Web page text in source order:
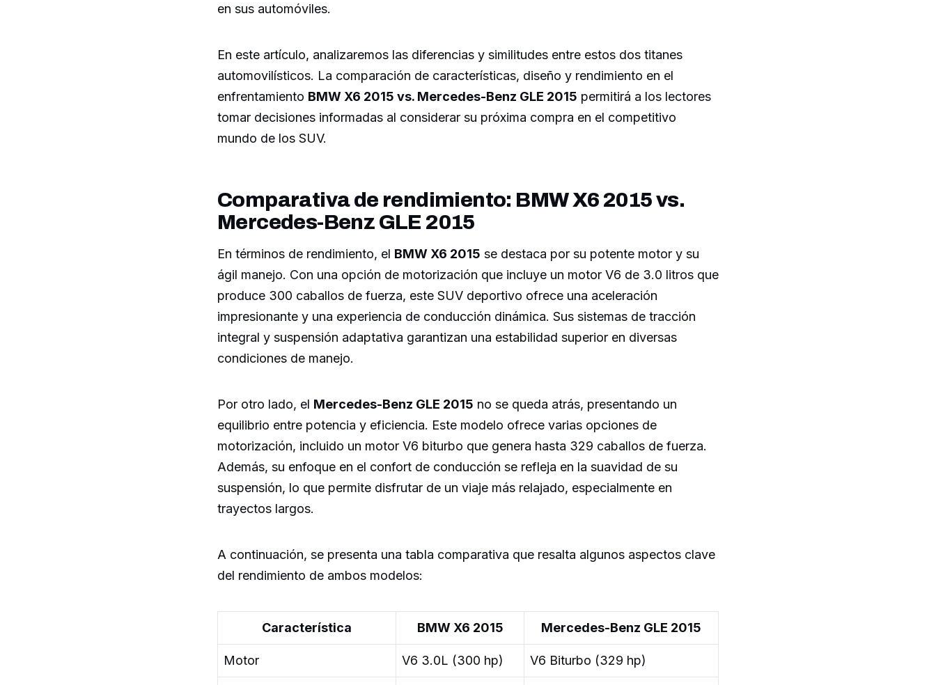
en sus automóviles.
En este artículo, analizaremos las diferencias y similitudes entre estos dos titanes
automovilísticos. La comparación de características, diseño y rendimiento en el
enfrentamiento BMW X6 2015 vs. Mercedes-Benz GLE 2015 permitirá a los lectores
tomar decisiones informadas al considerar su próxima compra en el competitivo
mundo de los SUV.
Comparativa de rendimiento: BMW X6 2015 vs.
Mercedes-Benz GLE 2015
En términos de rendimiento, el BMW X6 2015 se destaca por su potente motor y su
ágil manejo. Con una opción de motorización que incluye un motor V6 de 3.0 litros que
produce 300 caballos de fuerza, este SUV deportivo ofrece una aceleración
impresionante y una experiencia de conducción dinámica. Sus sistemas de tracción
integral y suspensión adaptativa garantizan una estabilidad superior en diversas
condiciones de manejo.
Por otro lado, el Mercedes-Benz GLE 2015 no se queda atrás, presentando un
equilibrio entre potencia y eficiencia. Este modelo ofrece varias opciones de
motorización, incluido un motor V6 biturbo que genera hasta 329 caballos de fuerza.
Además, su enfoque en el confort de conducción se refleja en la suavidad de su
suspensión, lo que permite disfrutar de un viaje más relajado, especialmente en
trayectos largos.
A continuación, se presenta una tabla comparativa que resalta algunos aspectos clave
del rendimiento de ambos modelos:
Característica BMW X6 2015 Mercedes-Benz GLE 2015
Motor V6 3.0L (300 hp) V6 Biturbo (329 hp)